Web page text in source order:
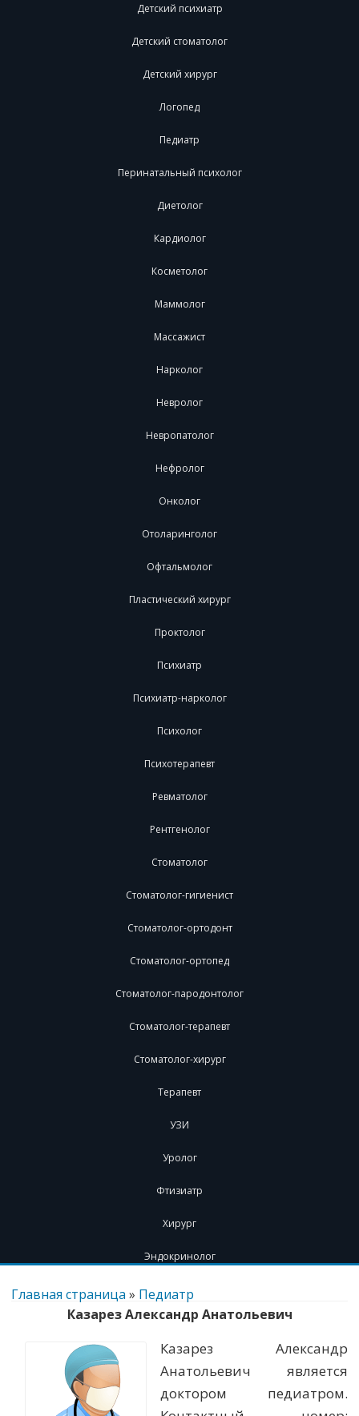
Детский психиатр
Детский стоматолог
Детский хирург
Логопед
Педиатр
Перинатальный психолог
Диетолог
Кардиолог
Косметолог
Маммолог
Массажист
Нарколог
Невролог
Невропатолог
Нефролог
Онколог
Отоларинголог
Офтальмолог
Пластический хирург
Проктолог
Психиатр
Психиатр-нарколог
Психолог
Психотерапевт
Ревматолог
Рентгенолог
Стоматолог
Стоматолог-гигиенист
Стоматолог-ортодонт
Стоматолог-ортопед
Стоматолог-пародонтолог
Стоматолог-терапевт
Стоматолог-хирург
Терапевт
УЗИ
Уролог
Фтизиатр
Хирург
Эндокринолог
Перейти
содержимому
Главная страница » Педиатр
Казарез Александр Анатольевич
Казарез Александр
Анатольевич является
доктором педиатром.